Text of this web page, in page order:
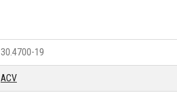
30.4700-19
ACV